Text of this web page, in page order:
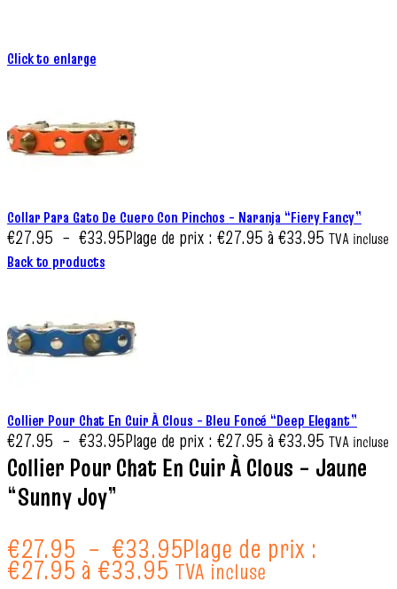
Click to enlarge
Collar Para Gato De Cuero Con Pinchos – Naranja “Fiery Fancy”
€27.95 – €33.95Plage de prix : €27.95 à €33.95 TVA incluse
Back to products
Collier Pour Chat En Cuir À Clous – Bleu Foncé “Deep Elegant”
€27.95 – €33.95Plage de prix : €27.95 à €33.95 TVA incluse
Collier Pour Chat En Cuir À Clous – Jaune
“Sunny Joy”
€27.95 – €33.95Plage de prix :
€27.95 à €33.95 TVA incluse